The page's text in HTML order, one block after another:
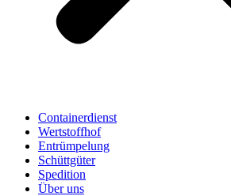
Containerdienst
Wertstoffhof
Entrümpelung
Schüttgüter
Spedition
Über uns